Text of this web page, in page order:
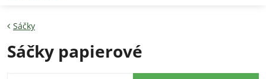
Sáčky
Sáčky papierové